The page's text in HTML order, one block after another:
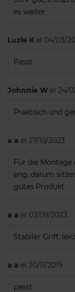
es weiter
Luzie K el 04/03/
Passt
Johnnie W el 24/
Praktisch und
a a el 27/10/2023
Für die Montage
eng, darum
gutes Produkt
a a el 07/09/2023
Stabiler Griff,
a a el 20/11/2019
passt